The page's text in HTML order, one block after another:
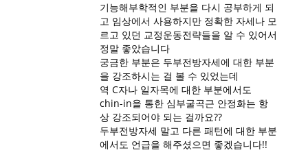
기능해부학적인 부분을 다시 공부하게 되
고 임상에서 사용하지만 정확한 자세나 모
르고 있던 교정운동전략들을 알 수 있어서
정말 좋았습니다
궁금한 부분은 두부전방자세에 대한 부분
을 강조하시는 걸 볼 수 있었는데
역 C자나 일자목에 대한 부분에서도
chin-in을 통한 심부굴곡근 안정화는 항
상 강조되어야 되는 걸까요??
두부전방자세 말고 다른 패턴에 대한 부분
에서도 언급을 해주셨으면 좋겠습니다!!